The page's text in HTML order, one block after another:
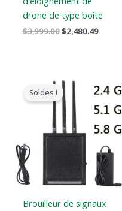
drone de type boîte
$3,999.00$2,480.49
Soldes !
Brouilleur de signaux
prix
original
était
$1,479.00.
prix
actuel
est
$839.88.